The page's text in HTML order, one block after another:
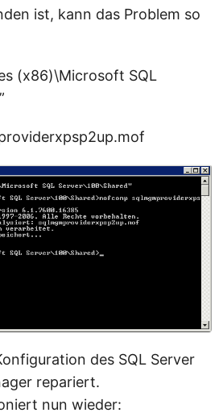
ist, kann das Problem so
(x86)\Microsoft SQL
des SQL Server
repariert.
nun wieder: